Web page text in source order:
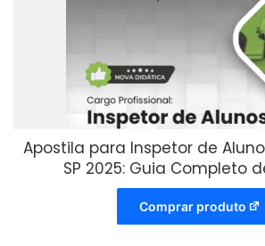
Apostila para Inspetor de
SP 2025: Guia Completo
Comprar produto